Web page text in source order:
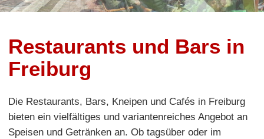
Restaurants und Bars in
Freiburg
Die Restaurants, Bars, Kneipen und Cafés in Freiburg
bieten ein vielfältiges und variantenreiches Angebot an
Speisen und Getränken an. Ob tagsüber oder im